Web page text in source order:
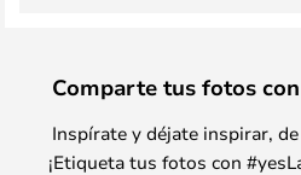
Comparte tus fotos
Inspírate y déjate inspirar,
¡Etiqueta tus fotos con